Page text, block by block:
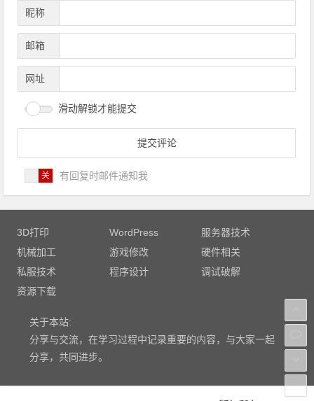
昵称
邮箱
网址
滑动解锁才能提交
有回复时邮件通知我
3D打印 WordPress
服务器技术
机械加工
游戏修改
硬件相关
私服技术
程序设计
调试破解
资源下载
关于本站:
分享与交流，在学习过程中记录重要的内容，与大家一起
分享，共同进步。